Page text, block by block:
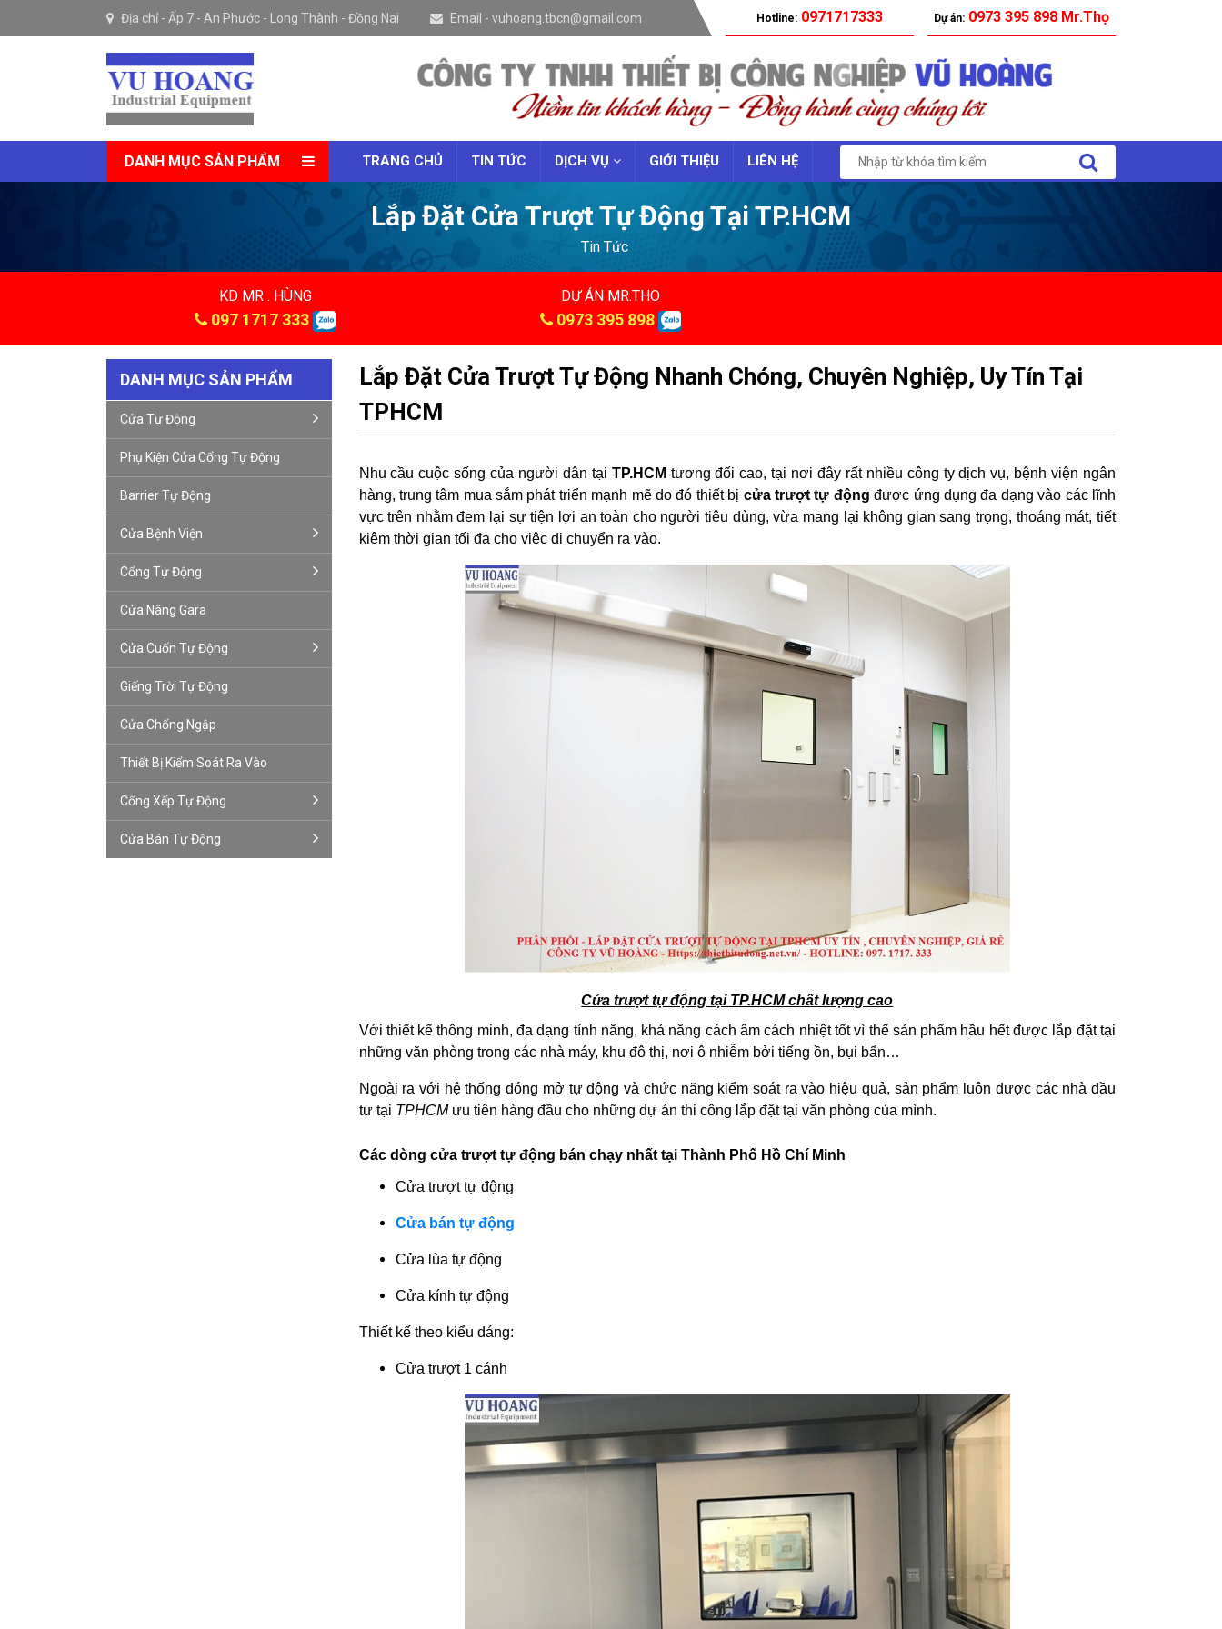
Địa chỉ - Ấp 7 - An Phước - Long Thành - Đồng Nai Email - vuhoang.tbcn@gmail.com Hotline: 0971717333 Dự án: 0973 395 898 Mr.Thọ
DANH MỤC SẢN PHẨM TRANG CHỦ TIN TỨC DỊCH VỤ GIỚI THIỆU LIÊN HỆ
Lắp Đặt Cửa Trượt Tự Động Tại TP.HCM
Tin Tức
KD MR . HÙNG
097 1717 333
DỰ ÁN MR.THO
0973 395 898
DANH MỤC SẢN PHẨM
Cửa Tự Động
Phụ Kiện Cửa Cổng Tự Động
Barrier Tự Động
Cửa Bệnh Viện
Cổng Tự Động
Cửa Nâng Gara
Cửa Cuốn Tự Động
Giếng Trời Tự Động
Cửa Chống Ngập
Thiết Bị Kiểm Soát Ra Vào
Cổng Xếp Tự Động
Cửa Bán Tự Động
Lắp Đặt Cửa Trượt Tự Động Nhanh Chóng, Chuyên Nghiệp, Uy Tín Tại
TPHCM
Nhu cầu cuộc sống của người dân tại TP.HCM tương đối cao, tại nơi đây rất nhiều công ty dịch vụ, bệnh viện ngân
hàng, trung tâm mua sắm phát triển mạnh mẽ do đó thiết bị cửa trượt tự động được ứng dụng đa dạng vào các lĩnh
vực trên nhằm đem lại sự tiện lợi an toàn cho người tiêu dùng, vừa mang lại không gian sang trọng, thoáng mát, tiết
kiệm thời gian tối đa cho việc di chuyển ra vào.
Cửa trượt tự động tại TP.HCM chất lượng cao
Với thiết kế thông minh, đa dạng tính năng, khả năng cách âm cách nhiệt tốt vì thế sản phẩm hầu hết được lắp đặt tại
những văn phòng trong các nhà máy, khu đô thị, nơi ô nhiễm bởi tiếng ồn, bụi bẩn…
Ngoài ra với hệ thống đóng mở tự động và chức năng kiểm soát ra vào hiệu quả, sản phẩm luôn được các nhà đầu
tư tại TPHCMưu tiên hàng đầu cho những dự án thi công lắp đặt tại văn phòng của mình.
Các dòng cửa trượt tự động bán chạy nhất tại Thành Phố Hồ Chí Minh
Cửa trượt tự động
Cửa bán tự động
Cửa lùa tự động
Cửa kính tự động
Thiết kế theo kiểu dáng:
Cửa trượt 1 cánh